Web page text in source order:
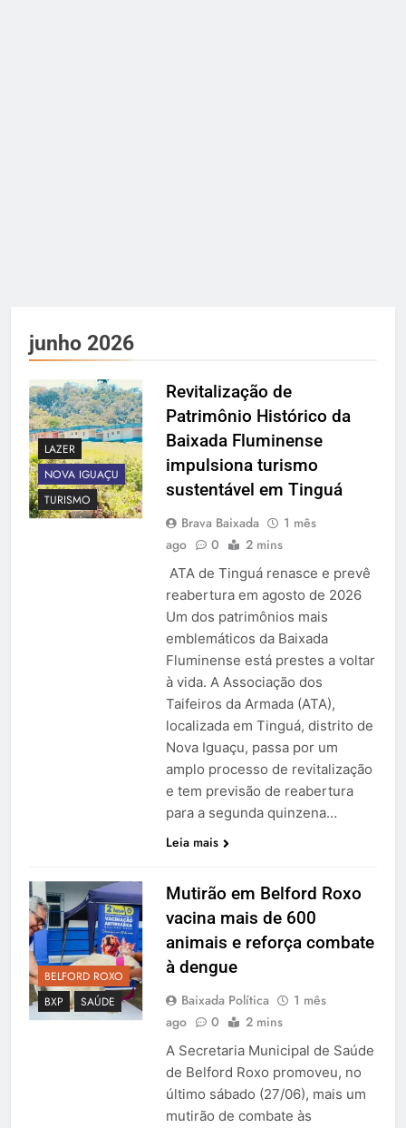
junho 2026
LAZER
NOVA IGUAÇU
TURISMO
Revitalização de
Patrimônio Histórico da
Baixada Fluminense
impulsiona turismo
sustentável em Tinguá
Brava Baixada
1 mês
ago
0 2 mins
ATA de Tinguá renasce e prevê
reabertura em agosto de 2026
Um dos patrimônios mais
emblemáticos da Baixada
Fluminense está prestes a voltar
à vida. A Associação dos
Taifeiros da Armada (ATA),
localizada em Tinguá, distrito de
Nova Iguaçu, passa por um
amplo processo de revitalização
e tem previsão de reabertura
para a segunda quinzena…
Leia mais
BELFORD ROXO
BXP
SAÚDE
Mutirão em Belford Roxo
vacina mais de 600
animais e reforça combate
à dengue
Baixada Política
1 mês
ago
0 2 mins
A Secretaria Municipal de Saúde
de Belford Roxo promoveu, no
último sábado (27/06), mais um
mutirão de combate às